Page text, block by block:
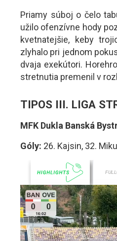
Priamy súboj o čelo
užilo ofenzívne hody
kvetnatejšie, keby
zlyhalo pri jednom
dvaja exekútori.
stretnutia premenil v
TIPOS III. LIGA
MFK Dukla Banská
Góly: 26. Kajsin, 32.